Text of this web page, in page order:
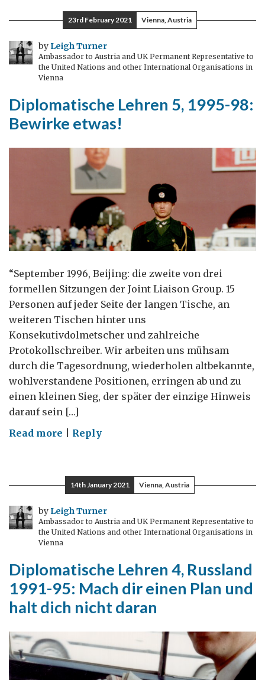
Schutz
für
BritInnen
in
Österreich
23rd February 2021 Vienna, Austria
by Leigh Turner
Ambassador to Austria and UK Permanent Representative to
the United Nations and other International Organisations in
Vienna
Diplomatische Lehren 5, 1995-98:
Bewirke etwas!
“September 1996, Beijing: die zweite von drei
formellen Sitzungen der Joint Liaison Group. 15
Personen auf jeder Seite der langen Tische, an
weiteren Tischen hinter uns
Konsekutivdolmetscher und zahlreiche
Protokollschreiber. Wir arbeiten uns mühsam
durch die Tagesordnung, wiederholen altbekannte,
wohlverstandene Positionen, erringen ab und zu
einen kleinen Sieg, der später der einzige Hinweis
darauf sein […]
Read more on
5,
1995-
98:
Bewirke
etwas!
Reply
14th January 2021 Vienna, Austria
by Leigh Turner
Ambassador to Austria and UK Permanent Representative to
the United Nations and other International Organisations in
Vienna
Diplomatische Lehren 4, Russland
1991-95: Mach dir einen Plan und
halt dich nicht daran